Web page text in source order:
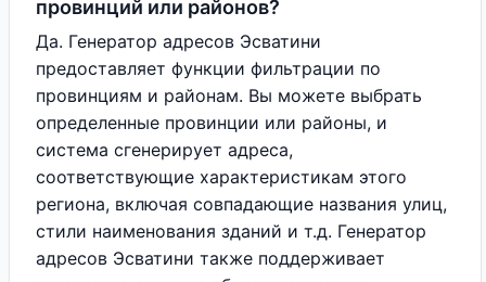
провинций или районов?
Да. Генератор адресов Эсватини
предоставляет функции фильтрации по
провинциям и районам. Вы можете выбрать
определенные провинции или районы, и
система сгенерирует адреса,
соответствующие характеристикам этого
региона, включая совпадающие названия улиц,
стили наименования зданий и т.д. Генератор
адресов Эсватини также поддерживает